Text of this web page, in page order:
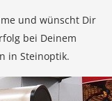
und wünscht Dir
bei Deinem
in Steinoptik.